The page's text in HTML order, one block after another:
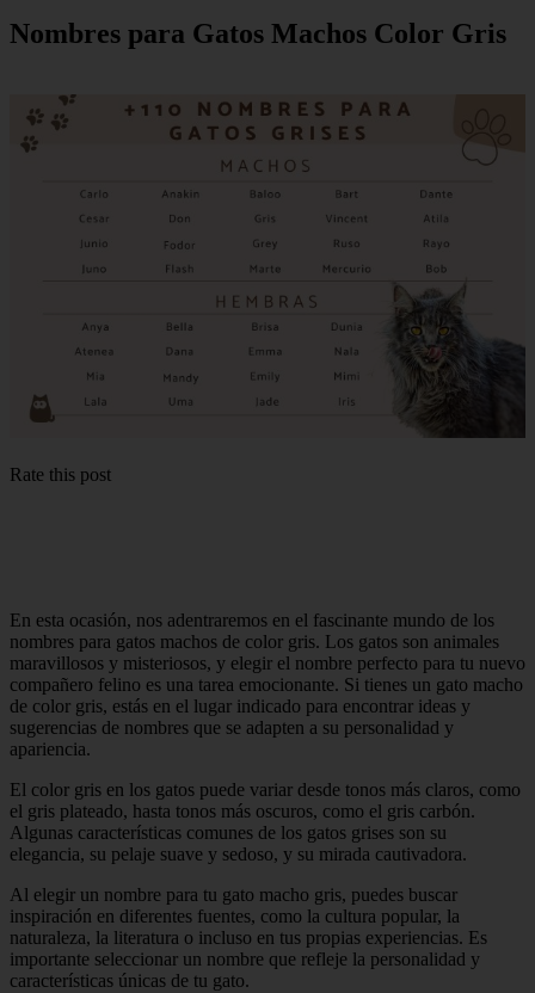
Nombres para Gatos Machos Color Gris
Rate this post
En esta ocasión, nos adentraremos en el fascinante mundo de los
nombres para gatos machos de color gris. Los gatos son animales
maravillosos y misteriosos, y elegir el nombre perfecto para tu nuevo
compañero felino es una tarea emocionante. Si tienes un gato macho
de color gris, estás en el lugar indicado para encontrar ideas y
sugerencias de nombres que se adapten a su personalidad y
apariencia.
El color gris en los gatos puede variar desde tonos más claros, como
el gris plateado, hasta tonos más oscuros, como el gris carbón.
Algunas características comunes de los gatos grises son su
elegancia, su pelaje suave y sedoso, y su mirada cautivadora.
Al elegir un nombre para tu gato macho gris, puedes buscar
inspiración en diferentes fuentes, como la cultura popular, la
naturaleza, la literatura o incluso en tus propias experiencias. Es
importante seleccionar un nombre que refleje la personalidad y
características únicas de tu gato.